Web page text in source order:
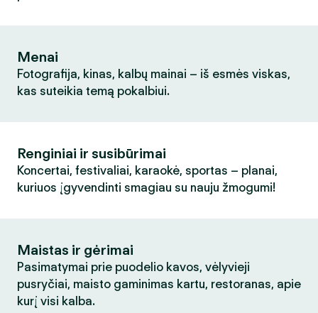
Menai
Fotografija, kinas, kalbų mainai – iš esmės viskas,
kas suteikia temą pokalbiui.
Renginiai ir susibūrimai
Koncertai, festivaliai, karaokė, sportas – planai,
kuriuos įgyvendinti smagiau su nauju žmogumi!
Maistas ir gėrimai
Pasimatymai prie puodelio kavos, vėlyvieji
pusryčiai, maisto gaminimas kartu, restoranas, apie
kurį visi kalba.